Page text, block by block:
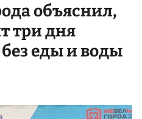
объяснил,
три дня
еды и воды